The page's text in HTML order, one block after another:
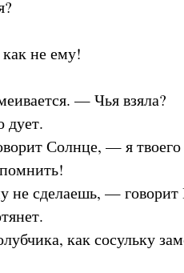
не ему!
— Чья взяла?
дует.
Солнце, — я твоего
сделаешь, — говорит
как сосульку